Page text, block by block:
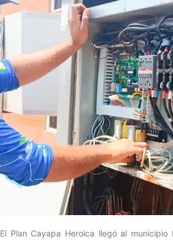
El Plan Cayapa Heroica llegó al